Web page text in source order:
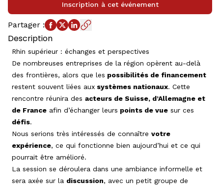
Inscription à cet événement
Partager :
Description
Rhin supérieur : échanges et perspectives
De nombreuses entreprises de la région opèrent au-delà
des frontières, alors que les possibilités de financement
restent souvent liées aux systèmes nationaux. Cette
rencontre réunira des acteurs de Suisse, d’Allemagne et
de France afin d’échanger leurs points de vue sur ces
défis.
Nous serions très intéressés de connaître votre
expérience, ce qui fonctionne bien aujourd’hui et ce qui
pourrait être amélioré.
La session se déroulera dans une ambiance informelle et
sera axée sur la discussion, avec un petit groupe de